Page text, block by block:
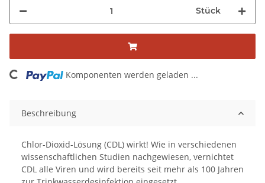
Stück
Loading... Komponenten werden geladen ...
Beschreibung
Chlor-Dioxid-Lösung (CDL) wirkt! Wie in verschiedenen
wissenschaftlichen Studien nachgewiesen, vernichtet
CDL alle Viren und wird bereits seit mehr als 100 Jahren